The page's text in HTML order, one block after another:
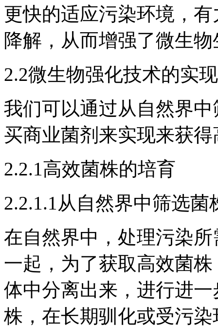
更快的适应污染环境，
降解，从而增强了微生
2.2微生物强化技术的实现
我们可以通过从自然界
买商业菌剂来实现来获
2.2.1高效菌株的培育
2.2.1.1从自然界中筛选菌
在自然界中，处理污染
一起，为了获取高效菌
体中分离出来，进行进
株，在长期驯化或受污